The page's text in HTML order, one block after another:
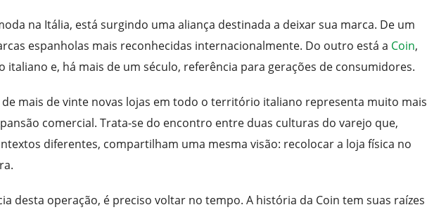
na Itália, está surgindo uma aliança destinada a deixar sua marca. De um
espanholas mais reconhecidas internacionalmente. Do outro está a Coin,
e, há mais de um século, referência para gerações de consumidores.
mais de vinte novas lojas em todo o território italiano representa muito mais
comercial. Trata-se do encontro entre duas culturas do varejo que,
diferentes, compartilham uma mesma visão: recolocar a loja física no
desta operação, é preciso voltar no tempo. A história da Coin tem suas raízes